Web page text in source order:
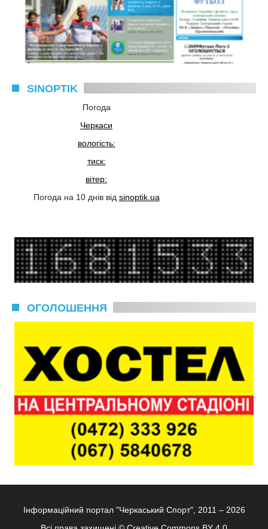
SINOPTIK
Погода
Черкаси
вологість:
тиск:
вітер:
Погода на 10 днів від sinoptik.ua
ОГОЛОШЕННЯ
Інформаційний портал "Черкаський Спорт", 2011 – 2026